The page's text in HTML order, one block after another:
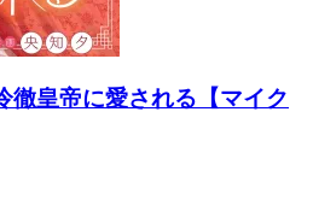
徹皇帝に愛される【マイク